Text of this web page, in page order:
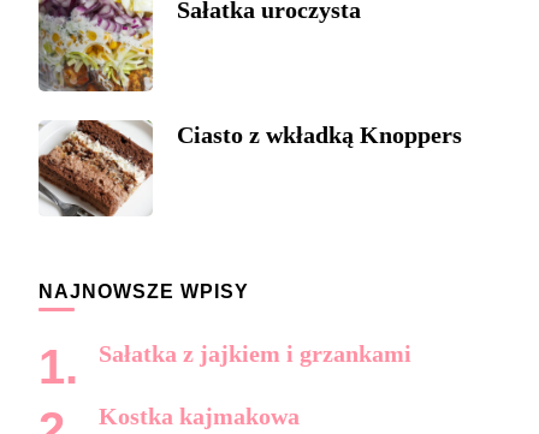
Sałatka uroczysta
Ciasto z wkładką Knoppers
NAJNOWSZE WPISY
Sałatka z jajkiem i grzankami
Kostka kajmakowa